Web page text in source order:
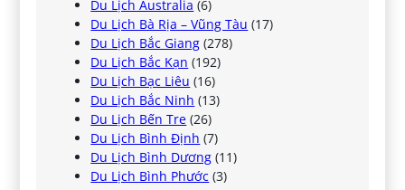
Du Lịch Australia (6)
Du Lịch Bà Rịa – Vũng Tàu (17)
Du Lịch Bắc Giang (278)
Du Lịch Bắc Kạn (192)
Du Lịch Bạc Liêu (16)
Du Lịch Bắc Ninh (13)
Du Lịch Bến Tre (26)
Du Lịch Bình Định (7)
Du Lịch Bình Dương (11)
Du Lịch Bình Phước (3)